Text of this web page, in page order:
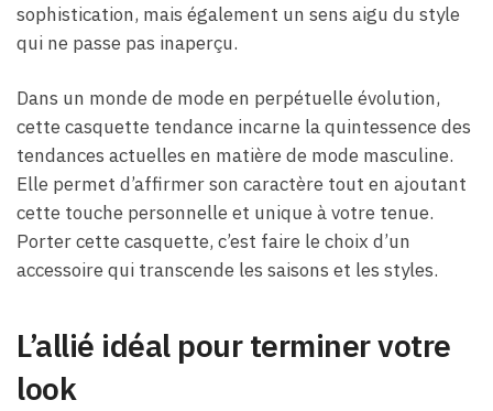
sophistication, mais également un sens aigu du style
qui ne passe pas inaperçu.
Dans un monde de mode en perpétuelle évolution,
cette casquette tendance incarne la quintessence des
tendances actuelles en matière de mode masculine.
Elle permet d’affirmer son caractère tout en ajoutant
cette touche personnelle et unique à votre tenue.
Porter cette casquette, c’est faire le choix d’un
accessoire qui transcende les saisons et les styles.
L’allié idéal pour terminer votre
look